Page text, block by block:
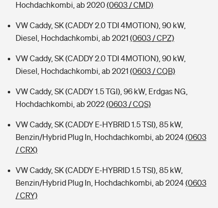
Hochdachkombi, ab 2020(0603 / CMD)
VW Caddy, SK (CADDY 2.0 TDI 4MOTION), 90 kW,
Diesel, Hochdachkombi, ab 2021 (0603 / CPZ)
VW Caddy, SK (CADDY 2.0 TDI 4MOTION), 90 kW,
Diesel, Hochdachkombi, ab 2021 (0603 / CQB)
VW Caddy, SK (CADDY 1.5 TGI), 96 kW, Erdgas NG,
Hochdachkombi, ab 2022(0603 / CQS)
VW Caddy, SK (CADDY E-HYBRID 1.5 TSI), 85 kW,
Benzin/Hybrid Plug In, Hochdachkombi, ab 2024(0603
/ CRX)
VW Caddy, SK (CADDY E-HYBRID 1.5 TSI), 85 kW,
Benzin/Hybrid Plug In, Hochdachkombi, ab 2024(0603
/ CRY)